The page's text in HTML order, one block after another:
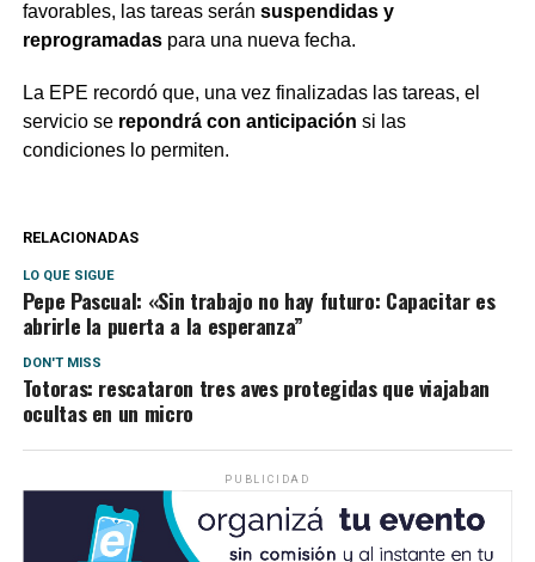
favorables, las tareas serán suspendidas y
reprogramadaspara una nueva fecha.
La EPE recordó que, una vez finalizadas las tareas, el
servicio se repondrá con anticipación si las
condiciones lo permiten.
RELACIONADAS
LO QUE SIGUE
Pepe Pascual: «Sin trabajo no hay futuro: Capacitar es
abrirle la puerta a la esperanza”
DON'T MISS
Totoras: rescataron tres aves protegidas que viajaban
ocultas en un micro
PUBLICIDAD